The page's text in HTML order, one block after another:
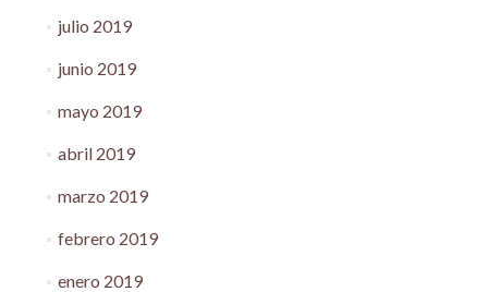
julio 2019
junio 2019
mayo 2019
abril 2019
marzo 2019
febrero 2019
enero 2019